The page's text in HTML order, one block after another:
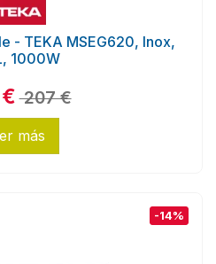
- TEKA MSEG620, Inox,
1000W
€ 207 €
más
-14%